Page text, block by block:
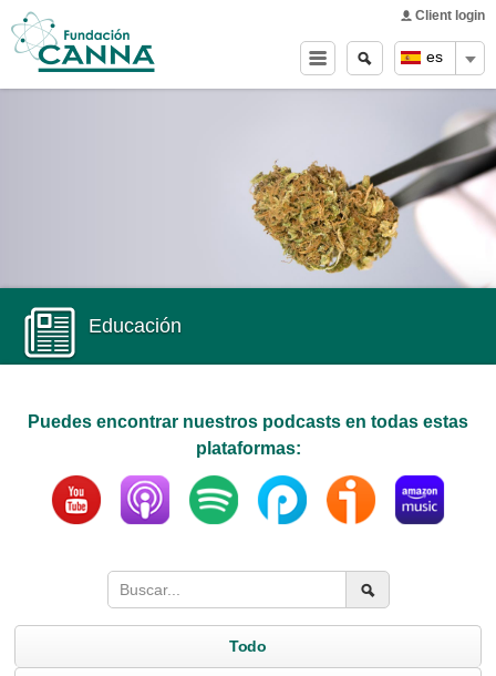
es
Client login
Main menu
Search
form
Buscar
Educación
Puedes encontrar nuestros podcasts en todas estas
plataformas:
Youtube Apple Podcasts
Spotify Podomatic Ivoox
Todo